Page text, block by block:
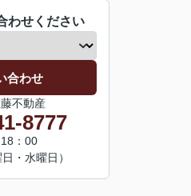
わせください
合わせ
不動産
8777
：00
・水曜日）